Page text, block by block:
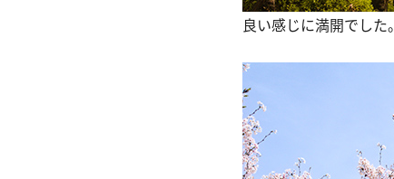
良い感じに満開でした。